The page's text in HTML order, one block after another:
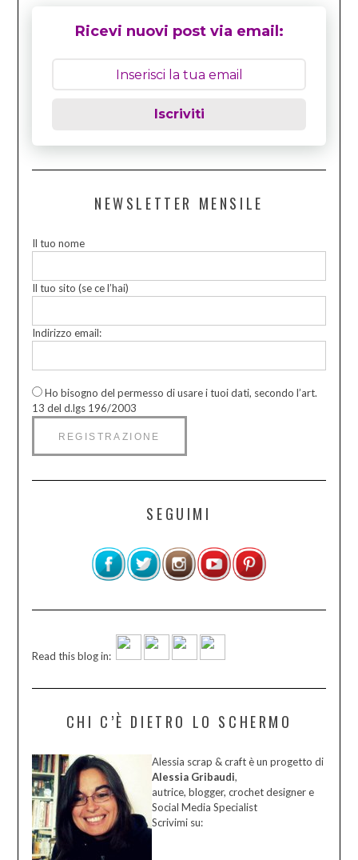
Ricevi nuovi post via email:
Iscriviti
NEWSLETTER MENSILE
Il tuo nome
Il tuo sito (se ce l’hai)
Indirizzo email:
Ho bisogno del permesso di usare i tuoi dati, secondo l’art.
13 del d.lgs 196/2003
SEGUIMI
Read this blog in:
CHI C’È DIETRO LO SCHERMO
Alessia scrap & craft è un progetto di
Alessia Gribaudi,
autrice, blogger, crochet designer e
Social Media Specialist
Scrivimi su: